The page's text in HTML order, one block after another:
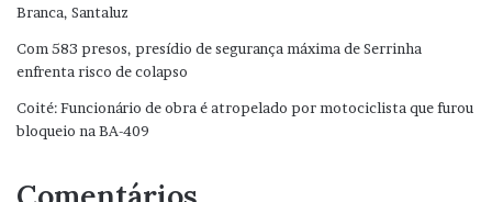
Branca, Santaluz
Com 583 presos, presídio de segurança máxima de Serrinha
enfrenta risco de colapso
Coité: Funcionário de obra é atropelado por motociclista que furou
bloqueio na BA-409